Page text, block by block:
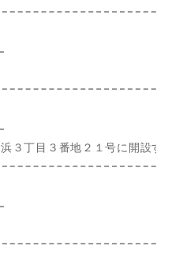
３丁目３番地２１号に開設す